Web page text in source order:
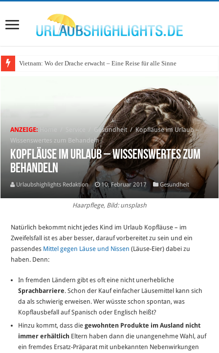
Vietnam: Wo der Drache erwacht – Eine Reise für alle Sinne
ANZEIGE: Gesundheit / Kopfläuse im Urlaub –
Wissenswertes zum Behandeln
Kopfläuse im Urlaub – Wissenswertes zum
Behandeln
Urlaubshighlights Redaktion 10. Februar 2017 Gesundheit
Haarpflege, Bild: unsplash
Natürlich bekommt nicht jedes Kind im Urlaub Kopfläuse – im
Zweifelsfall ist es aber besser, darauf vorbereitet zu sein und ein
passendes Mittel gegen Läuse und Nissen (Läuse-Eier) dabei zu
haben. Denn:
In fremden Ländern gibt es oft eine nicht unerhebliche
Sprachbarriere. Schon der Kauf einfacher Läusemittel kann sich
da als schwierig erweisen. Wer wüsste schon spontan, was
Kopflausbefall auf Spanisch oder Englisch heißt?
Hinzu kommt, dass diegewohnten Produkte im Ausland nicht
immer erhältlich Eltern haben dann die unangenehme Wahl, auf
ein fremdes Ersatz-Präparat mit unbekannten Nebenwirkungen